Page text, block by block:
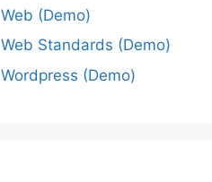
Web (Demo)
Web Standards (Demo)
Wordpress (Demo)